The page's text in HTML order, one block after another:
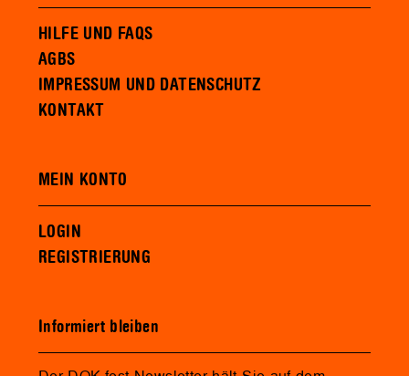
HILFE UND FAQS
AGBS
IMPRESSUM UND DATENSCHUTZ
KONTAKT
MEIN KONTO
LOGIN
REGISTRIERUNG
Informiert bleiben